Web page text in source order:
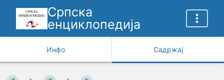
Српска
енциклопедија
Инфо Садржај